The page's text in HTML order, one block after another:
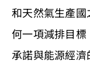
和天然氣生產
何一項減排目
承諾與能源經濟